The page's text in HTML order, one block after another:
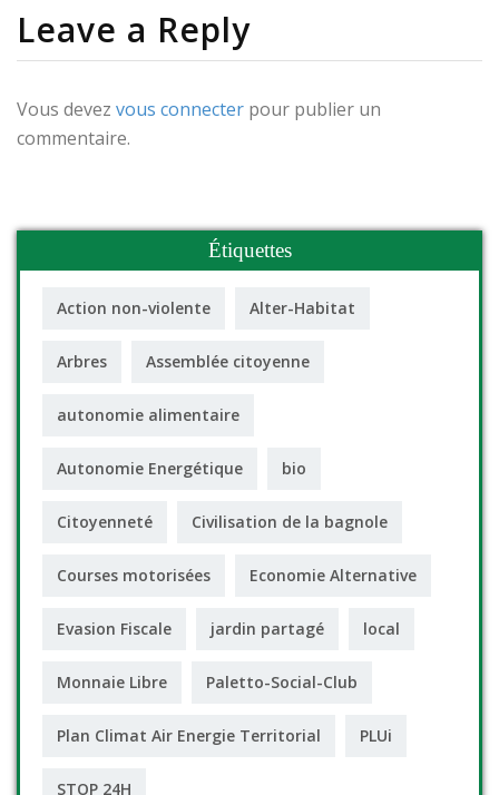
Leave a Reply
Vous devez vous connecter pour publier un
commentaire.
Étiquettes
Action non-violente Alter-Habitat
Arbres Assemblée citoyenne
autonomie alimentaire
Autonomie Energétique bio
Citoyenneté Civilisation de la bagnole
Courses motorisées Economie Alternative
Evasion Fiscale jardin partagé local
Monnaie Libre Paletto-Social-Club
Plan Climat Air Energie Territorial PLUi
STOP 24H